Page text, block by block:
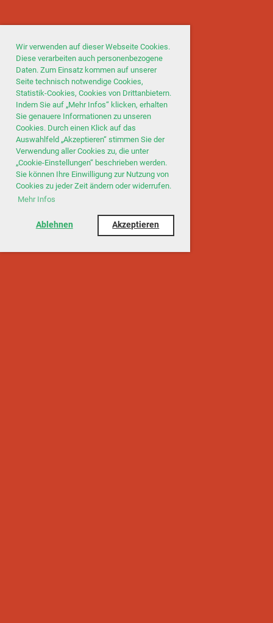
Wir verwenden auf dieser Webseite Cookies.
Diese verarbeiten auch personenbezogene
Daten. Zum Einsatz kommen auf unserer
Seite technisch notwendige Cookies,
Statistik-Cookies, Cookies von Drittanbietern.
Indem Sie auf „Mehr Infos“ klicken, erhalten
Sie genauere Informationen zu unseren
Cookies. Durch einen Klick auf das
Auswahlfeld „Akzeptieren“ stimmen Sie der
Verwendung aller Cookies zu, die unter
„Cookie-Einstellungen“ beschrieben werden.
Sie können Ihre Einwilligung zur Nutzung von
Cookies zu jeder Zeit ändern oder widerrufen.
Mehr Infos
Ablehnen Akzeptieren